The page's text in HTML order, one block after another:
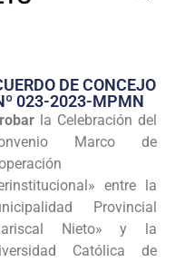
Transparencia
Programas
Intranet
DE CONCEJO
023-2023-MPMN
la Celebración del
Marco de
entre la
Provincial
Nieto» y la
Católica de